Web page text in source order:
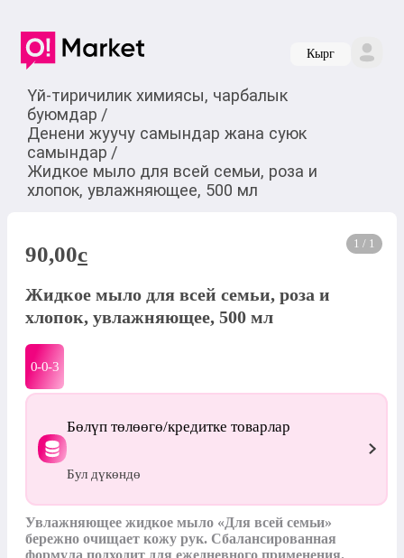
Кырг
Үй-тиричилик химиясы, чарбалык
буюмдар /
Денени жуучу самындар жана суюк
самындар /
Жидкое мыло для всей семьи, роза и
хлопок, увлажняющее, 500 мл
1 / 1
90,00c
Жидкое мыло для всей семьи, роза и
хлопок, увлажняющее, 500 мл
0-0-3
Бөлүп төлөөгө/кредитке товарлар
Бул дүкөндө
Увлажняющее жидкое мыло «Для всей семьи»
бережно очищает кожу рук. Сбалансированная
формула подходит для ежедневного применения.